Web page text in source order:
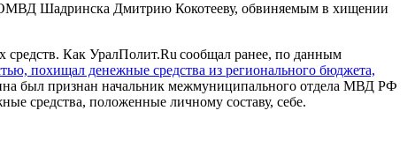
ОМВД Шадринска Дмитрию Кокотееву, обвиняемым в хищении
Как УралПолит.Ru сообщал ранее, по данным
похищал денежные средства из регионального бюджета,
был признан начальник межмуниципального отдела МВД РФ
средства, положенные личному составу, себе.